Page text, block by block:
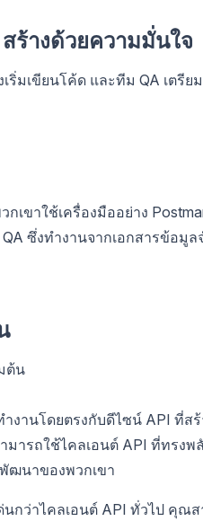
ร้างด้วยความมั่นใจ
มเขียนโค้ด และทีม QA เตรีย
ขาใช้เครื่องมืออย่าง
ซึ่งทำงานจากเอกสารข้อมูล
ต้น
งานโดยตรงกับดีไซน์ API ที่ส
รถใช้ไคลเอนต์ API ที่ทรงพลั
พัฒนาของพวกเขา
นกว่าไคลเอนต์ API ทั่วไป คุณ